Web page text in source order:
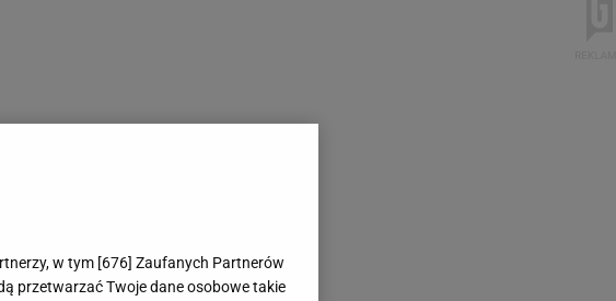
w tym [676] Zaufanych Partnerów
przetwarzać Twoje dane osobowe takie